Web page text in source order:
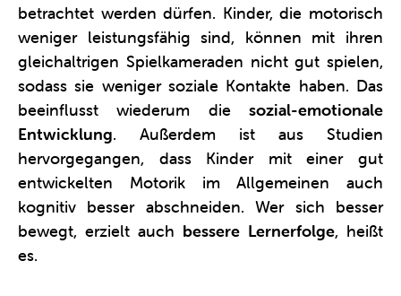
betrachtet werden dürfen. Kinder, die motorisch
weniger leistungsfähig sind, können mit ihren
gleichaltrigen Spielkameraden nicht gut spielen,
sodass sie weniger soziale Kontakte haben. Das
beeinflusst wiederum die sozial-emotionale
Entwicklung. Außerdem ist aus Studien
hervorgegangen, dass Kinder mit einer gut
entwickelten Motorik im Allgemeinen auch
kognitiv besser abschneiden. Wer sich besser
bewegt, erzielt auch bessere Lernerfolge, heißt
es.